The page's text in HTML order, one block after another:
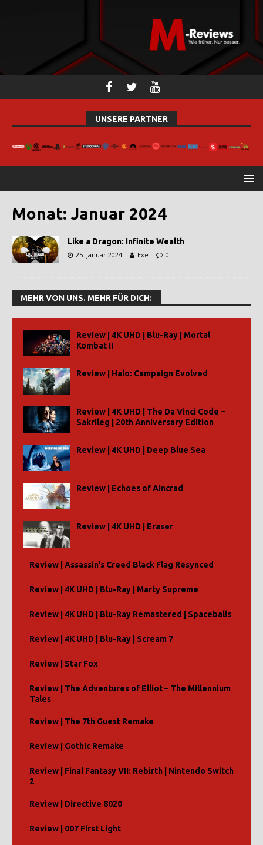
UNSERE PARTNER
Monat: Januar 2024
Like a Dragon: Infinite Wealth
25. Januar 2024 Exe 0
MEHR VON UNS. MEHR FÜR DICH:
Review | 4K UHD | Blu-Ray | Mortal
Kombat II
Review | Halo: Campaign Evolved
Review | 4K UHD | The Da Vinci Code –
Sakrileg | 20th Anniversary Edition
Review | 4K UHD | Deep Blue Sea
Review | Echoes of Aincrad
Review | 4K UHD | Eraser
Review | Assassin’s Creed Black Flag Resynced
Review | 4K UHD | Blu-Ray | Marty Supreme
Review | 4K UHD | Blu-Ray Remastered | Spaceballs
Review | 4K UHD | Blu-Ray | Scream 7
Review | Star Fox
Review | The Adventures of Elliot – The Millennium
Tales
Review | The 7th Guest Remake
Review | Gothic Remake
Review | Final Fantasy VII: Rebirth | Nintendo Switch
2
Review | Directive 8020
Review | 007 First Light